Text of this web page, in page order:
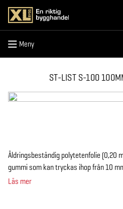
Meny
Meny
ST-LIST S-100
Åldringsbeständig polytetenfolie (0,20
gummi som kan tryckas ihop från 10
Läs mer